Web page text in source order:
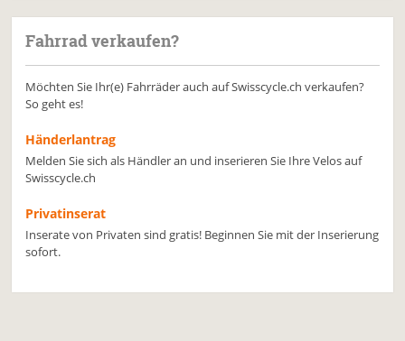
Fahrrad verkaufen?
Möchten Sie Ihr(e) Fahrräder auch auf Swisscycle.ch verkaufen?
So geht es!
Händerlantrag
Melden Sie sich als Händler an und inserieren Sie Ihre Velos auf
Swisscycle.ch
Privatinserat
Inserate von Privaten sind gratis! Beginnen Sie mit der Inserierung
sofort.